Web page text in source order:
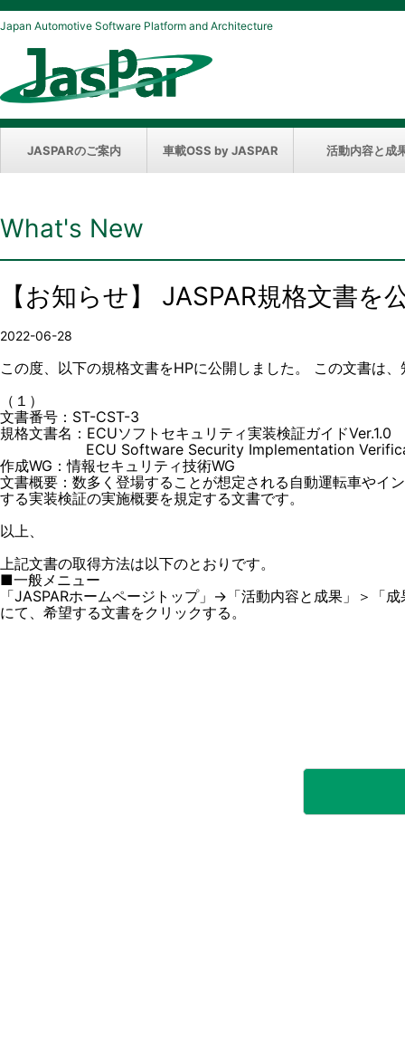
Japan Automotive Software Platform and Architecture
JASPARのご案内 車載OSS by JASPAR 活動内容と成
What's New
【お知らせ】 JASPAR規格文書を
2022-06-28
この度、以下の規格文書をHPに公開しました。 この文書は
（１）
文書番号：ST-CST-3
規格文書名：ECUソフトセキュリティ実装検証ガイドVer.1.0
ECU Software Security Implementation
作成WG：情報セキュリティ技術WG
文書概要：数多く登場することが想定される自動運転車やイ
する実装検証の実施概要を規定する文書です。
以上、
上記文書の取得方法は以下のとおりです。
■一般メニュー
「JASPARホームページトップ」→「活動内容と成果」＞「
にて、希望する文書をクリックする。